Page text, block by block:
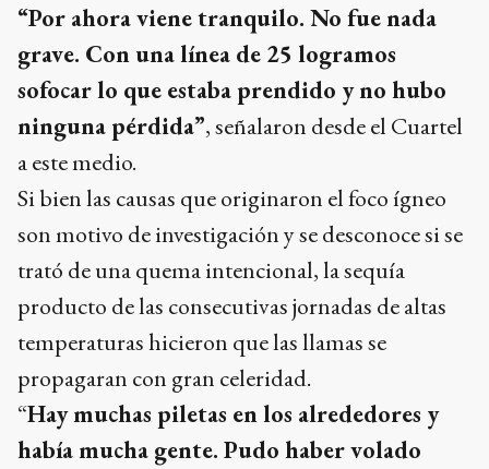
“Por ahora viene tranquilo. No fue nada
grave. Con una línea de 25 logramos
sofocar lo que estaba prendido y no hubo
ninguna pérdida”, señalaron desde el Cuartel
a este medio.
Si bien las causas que originaron el foco ígneo
son motivo de investigación y se desconoce si se
trató de una quema intencional, la sequía
producto de las consecutivas jornadas de altas
temperaturas hicieron que las llamas se
propagaran con gran celeridad.
“Hay muchas piletas en los alrededores y
había mucha gente. Pudo haber volado